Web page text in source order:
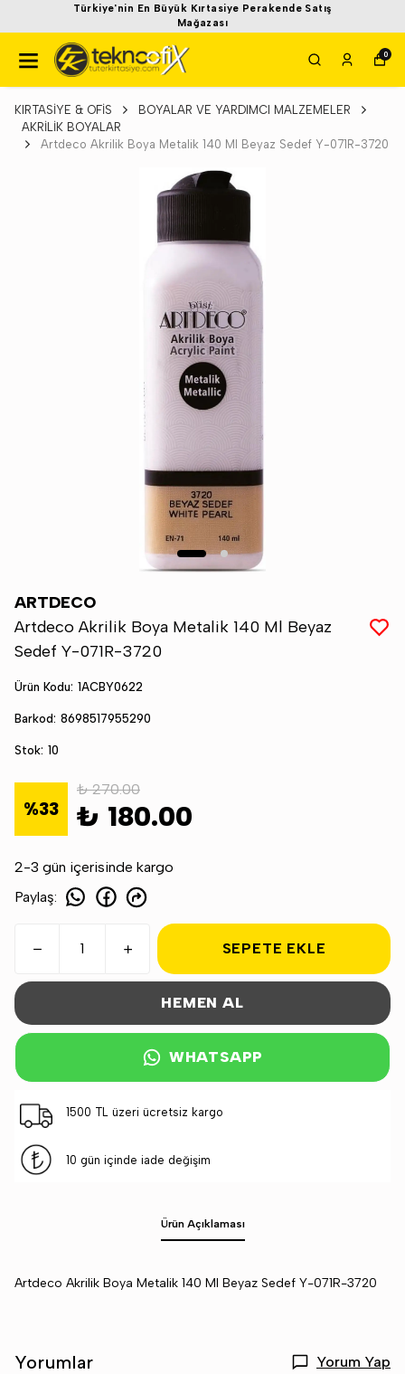
Türkiye'nin En Büyük Kırtasiye Perakende Satış
Mağazası
0
KIRTASİYE & OFİS
BOYALAR VE YARDIMCI MALZEMELER
AKRİLİK BOYALAR
Artdeco Akrilik Boya Metalik 140 Ml Beyaz Sedef Y-071R-3720
ARTDECO
Artdeco Akrilik Boya Metalik 140 Ml Beyaz
Sedef Y-071R-3720
Ürün Kodu: 1ACBY0622
Barkod: 8698517955290
Stok: 10
%33
₺ 270.00
₺ 180.00
2-3 gün içerisinde kargo
Paylaş:
SEPETE EKLE
HEMEN AL
WHATSAPP
1500 TL üzeri ücretsiz kargo
10 gün içinde iade değişim
Ürün Açıklaması
Artdeco Akrilik Boya Metalik 140 Ml Beyaz Sedef Y-071R-3720
Yorumlar Yorum Yap